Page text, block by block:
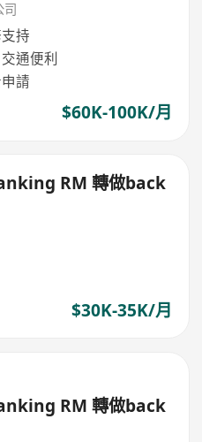
司
持
通便利
請
$60K-100K/月
RM 轉做back
$30K-35K/月
RM 轉做back